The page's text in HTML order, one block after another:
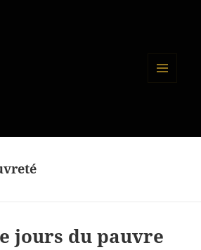
jours du pauvre